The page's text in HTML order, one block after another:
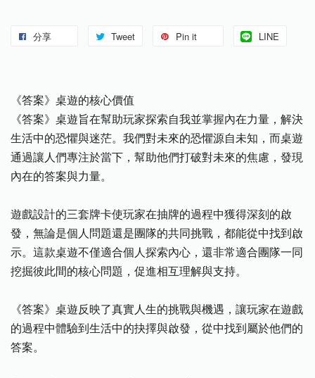
分享 Tweet Pin it LINE
《答案》桌遊的核心價值
《答案》桌遊旨在幫助玩家探索自我並掌握內在力量，解決
生活中的恐懼與迷茫。我們對未來的恐懼源自未知，而桌遊
通過讓人們專注於當下，幫助他們打破對未來的焦慮，發現
內在的答案與力量。
遊戲設計的三套牌卡使玩家在抽牌的過程中獲得深刻的啟
發，無論是個人問題還是團隊的共同挑戰，都能從中找到啟
示。這款桌遊不僅適合個人探索內心，還非常適合團隊一同
挖掘彼此間的核心問題，促進相互理解與支持。
《答案》桌遊反映了真實人生的挑戰與機遇，讓玩家在遊戲
的過程中體驗到生活中的抉擇與啟發，從中找到屬於他們的
答案。